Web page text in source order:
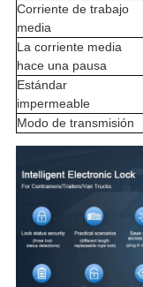
Corriente de trabajo
media
La corriente media
hace una pausa
Estándar
impermeable
Modo de transmisión